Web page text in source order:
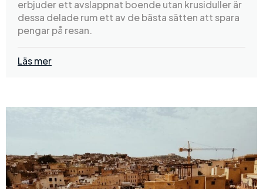
erbjuder ett avslappnat boende utan krusiduller är
dessa delade rum ett av de bästa sätten att spara
pengar på resan.
Läs mer